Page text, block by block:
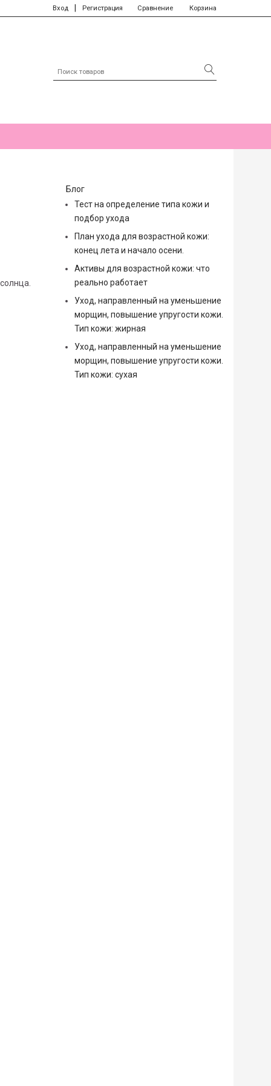
Вход Регистрация Сравнение Корзина
Блог
Тест на определение типа кожи и
подбор ухода
План ухода для возрастной кожи:
конец лета и начало осени.
Активы для возрастной кожи: что
реально работает
Уход, направленный на уменьшение
морщин, повышение упругости кожи.
Тип кожи: жирная
Уход, направленный на уменьшение
морщин, повышение упругости кожи.
Тип кожи: сухая